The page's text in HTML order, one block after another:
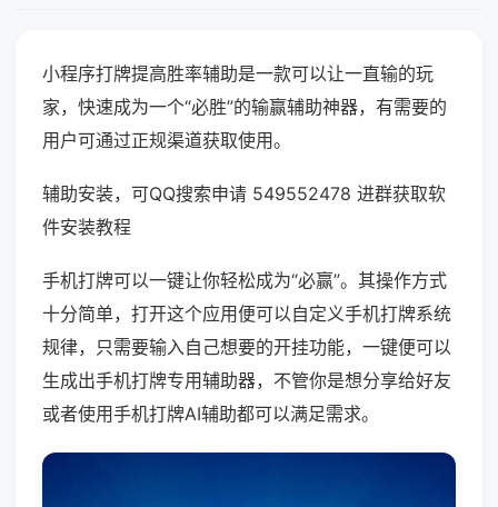
小程序打牌提高胜率辅助是一款可以让一直输的玩
家，快速成为一个“必胜”的输赢辅助神器，有需要的
用户可通过正规渠道获取使用。
辅助安装，可QQ搜索申请 549552478 进群获取软
件安装教程
手机打牌可以一键让你轻松成为“必赢”。其操作方式
十分简单，打开这个应用便可以自定义手机打牌系统
规律，只需要输入自己想要的开挂功能，一键便可以
生成出手机打牌专用辅助器，不管你是想分享给好友
或者使用手机打牌AI辅助都可以满足需求。